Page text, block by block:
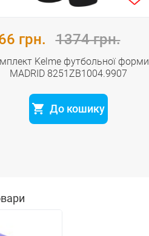
грн. 1374 грн.
Kelme футбольної форми
MADRID 8251ZB1004.9907
До кошику